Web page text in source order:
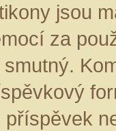
jsou
za